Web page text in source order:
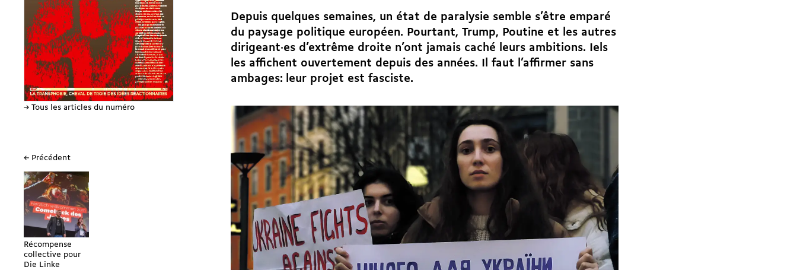
→ Tous les articles du numéro
← Précédent
Récompense
collective pour
Die Linke
Depuis quelques semaines, un état de paralysie semble s’être emparé
du paysage politique européen. Pourtant, Trump, Poutine et les autres
dirigeant·es d’extrême droite n’ont jamais caché leurs ambitions. Iels
les affichent ouvertement depuis des années. Il faut l’affirmer sans
ambages: leur projet est fasciste.